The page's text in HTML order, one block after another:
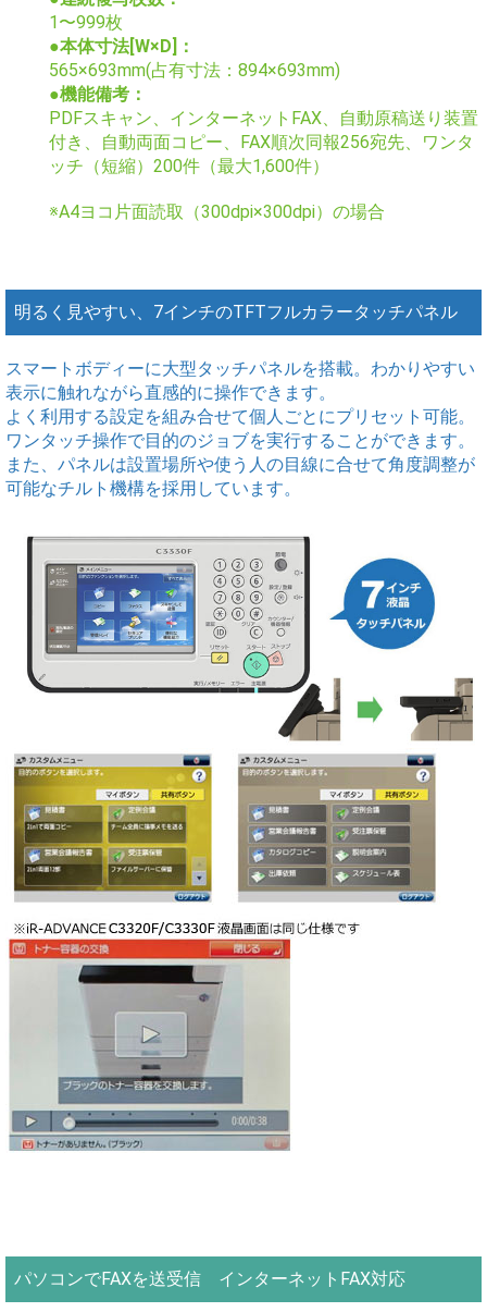
1〜999枚
●本体寸法[W×D]：
565×693mm(占有寸法：894×693mm)
●機能備考：
PDFスキャン、インターネットFAX、自動原稿送り装置
付き、自動両面コピー、FAX順次同報256宛先、ワンタ
ッチ（短縮）200件（最大1,600件）
※A4ヨコ片面読取（300dpi×300dpi）の場合
明るく見やすい、7インチのTFTフルカラータッチパネル
スマートボディーに大型タッチパネルを搭載。わかりやすい
表示に触れながら直感的に操作できます。
よく利用する設定を組み合せて個人ごとにプリセット可能。
ワンタッチ操作で目的のジョブを実行することができます。
また、パネルは設置場所や使う人の目線に合せて角度調整が
可能なチルト機構を採用しています。
パソコンでFAXを送受信 インターネットFAX対応